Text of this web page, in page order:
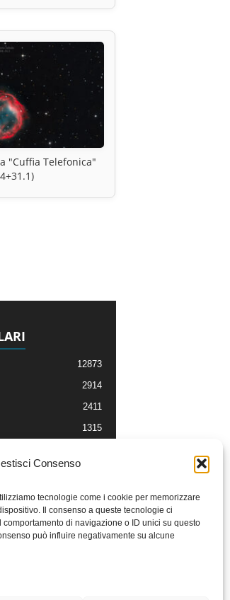
Consenso
tecnologie come i cookie per memorizzare
Il consenso a queste tecnologie ci
di navigazione o ID unici su questo
può influire negativamente su alcune
"Cuffia Telefonica"
12873
2914
2411
1315